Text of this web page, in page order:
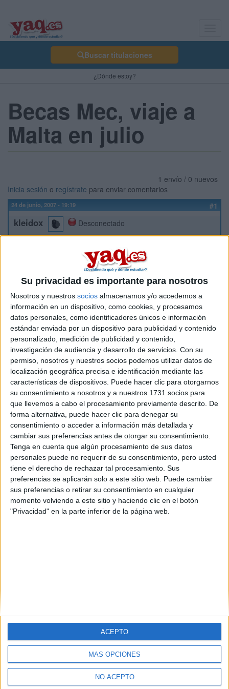
Su privacidad es importante para nosotros
Nosotros y nuestros socios almacenamos y/o accedemos a
información en un dispositivo, como cookies, y procesamos
datos personales, como identificadores únicos e información
estándar enviada por un dispositivo para publicidad y contenido
personalizado, medición de publicidad y contenido,
investigación de audiencia y desarrollo de servicios. Con su
permiso, nosotros y nuestros socios podemos utilizar datos de
localización geográfica precisa e identificación mediante las
características de dispositivos. Puede hacer clic para otorgarnos
su consentimiento a nosotros y a nuestros 1731 socios para
que llevemos a cabo el procesamiento previamente descrito. De
forma alternativa, puede hacer clic para denegar su
consentimiento o acceder a información más detallada y
cambiar sus preferencias antes de otorgar su consentimiento.
Tenga en cuenta que algún procesamiento de sus datos
personales puede no requerir de su consentimiento, pero usted
tiene el derecho de rechazar tal procesamiento. Sus
preferencias se aplicarán solo a este sitio web. Puede cambiar
sus preferencias o retirar su consentimiento en cualquier
momento volviendo a este sitio y haciendo clic en el botón
"Privacidad" en la parte inferior de la página web.
MÁS OPCIONES
NO ACEPTO
ACEPTO
Buscar titulaciones
¿Dónde estoy?
Becas Mec, viaje a
Malta en julio
1 envío / 0 nuevos
Inicia sesión o regístrate para enviar comentarios
24 de junio, 2007 - 19:19 #1
kleidox
Desconectado
Educación, y salgo del domingo 1 de julio a las 3 de la
magrugada, el vuelo me lo an organizado ellos, mi pregunta
es que si hay alguien que valla en la misma fecha que yo?
para conocernos y eso y no ir solo.
mi correo esleonheart1985@hotmail.com, y voy a Saint
Julians.
Inicio
Etiquetas: Hablar x Hablar
Quiénes somos|Contactar|Anúnciate
Politica de privacidad|Condiciones generales
de cookies